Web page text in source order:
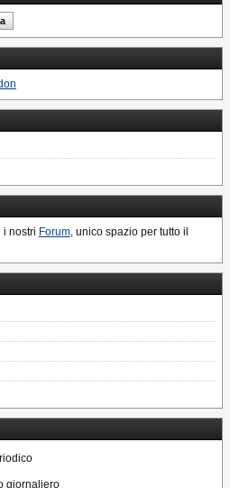
i nostri Forum, unico spazio per tutto il
giornaliero